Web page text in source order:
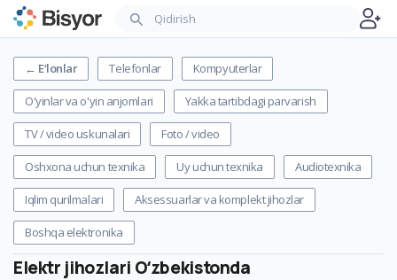
← E‘lonlar Telefonlar Kompyuterlar
O'yinlar va o'yin anjomlari Yakka tartibdagi parvarish
TV / video uskunalari Foto / video
Oshxona uchun texnika Uy uchun texnika Audiotexnika
Iqlim qurilmalari Aksessuarlar va komplekt jihozlar
Boshqa elektronika
Elektr jihozlari Oʻzbekistonda